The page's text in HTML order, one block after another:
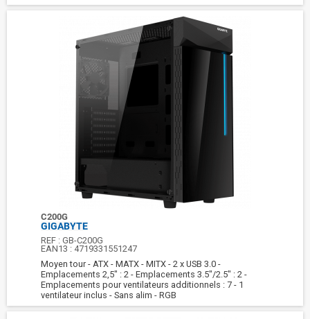
C200G
GIGABYTE
REF :GB-C200G
EAN13 : 4719331551247
Moyen tour - ATX - MATX - MITX - 2 x USB 3.0 -
Emplacements 2,5" : 2 - Emplacements 3.5"/2.5" : 2 -
Emplacements pour ventilateurs additionnels : 7 - 1
ventilateur inclus - Sans alim - RGB